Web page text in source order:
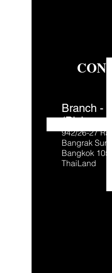
Branch -
(Pick-up
942/26-27
Bangrak
Bangkok
ThaiLand